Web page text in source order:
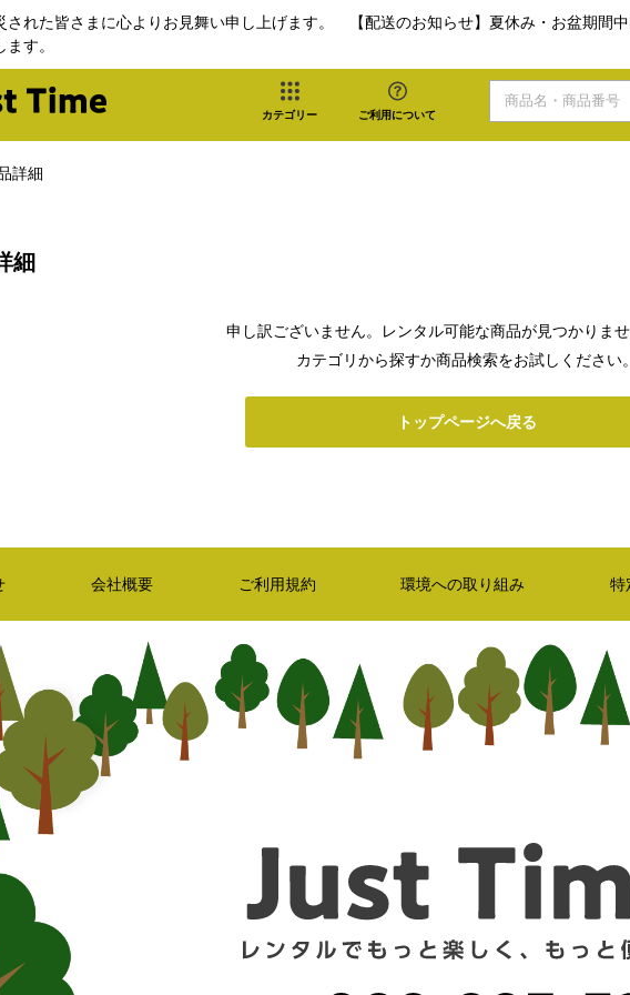
された皆さまに心よりお見舞い申し上げます。 【配送のお知らせ】夏休み・お盆期間
す。
カテゴリー ご利用について
詳細
細
申し訳ございません。レンタル可能な商品が見つかりませ
カテゴリから探すか商品検索をお試しください。
トップページへ戻る
会社概要 ご利用規約 環境への取り組み 特